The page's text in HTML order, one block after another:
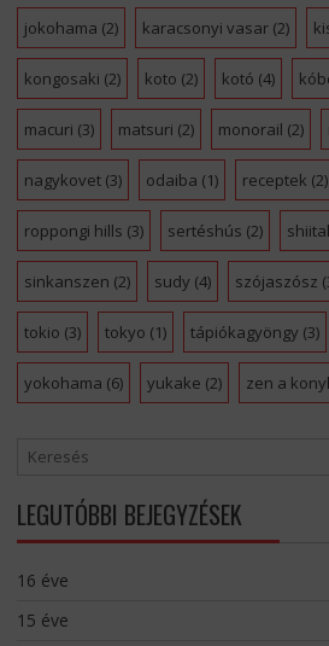
jokohama (2) karacsonyi vasar(2)
kongosaki (2) koto (2) kotó (4)
macuri (3) matsuri (2) monorail (2)
nagykovet(3) odaiba (1) receptek (2)
roppongi hills (3) sertéshús (2)
sinkanszen (2) sudy (4) szójaszósz
tokio (3) tokyo (1) tápiókagyöngy (3)
yokohama (6) yukake (2) zen a
LEGUTÓBBI BEJEGYZÉSEK
16 éve
15 éve